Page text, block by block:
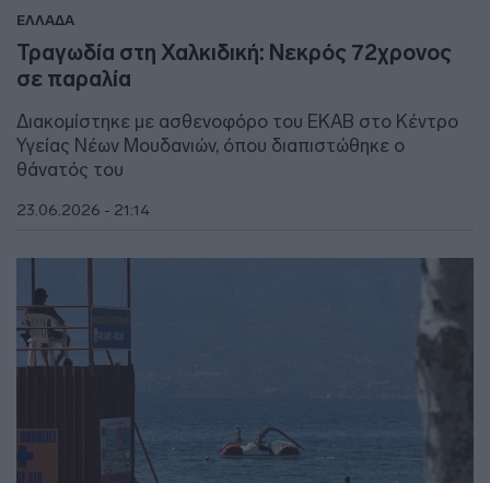
ΕΛΛΑΔΑ
Τραγωδία στη Χαλκιδική: Νεκρός 72χρονος
σε παραλία
Διακομίστηκε με ασθενοφόρο του ΕΚΑΒ στο Κέντρο
Υγείας Νέων Μουδανιών, όπου διαπιστώθηκε ο
θάνατός του
23.06.2026 - 21:14